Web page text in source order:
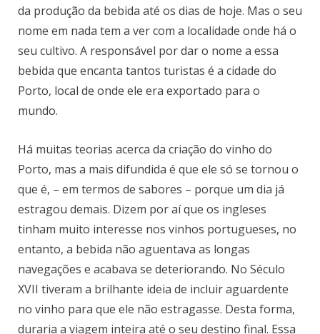
da produção da bebida até os dias de hoje. Mas o seu
nome em nada tem a ver com a localidade onde há o
seu cultivo. A responsável por dar o nome a essa
bebida que encanta tantos turistas é a cidade do
Porto, local de onde ele era exportado para o
mundo.
Há muitas teorias acerca da criação do vinho do
Porto, mas a mais difundida é que ele só se tornou o
que é, – em termos de sabores – porque um dia já
estragou demais. Dizem por aí que os ingleses
tinham muito interesse nos vinhos portugueses, no
entanto, a bebida não aguentava as longas
navegações e acabava se deteriorando. No Século
XVII tiveram a brilhante ideia de incluir aguardente
no vinho para que ele não estragasse. Desta forma,
duraria a viagem inteira até o seu destino final. Essa